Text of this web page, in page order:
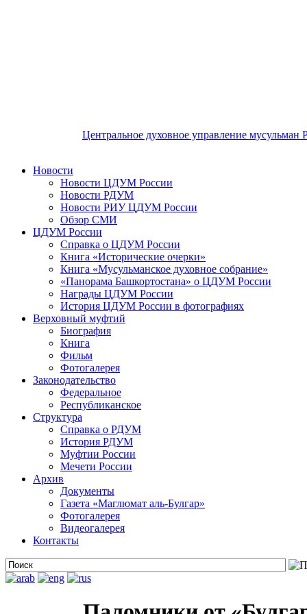
Центральное духовное управление мусульман
Новости
Новости ЦДУМ России
Новости РДУМ
Новости РИУ ЦДУМ России
Обзор СМИ
ЦДУМ России
Справка о ЦДУМ России
Книга «Исторические очерки»
Книга «Мусульманское духовное собрание»
«Панорама Башкортостана» о ЦДУМ России
Награды ЦДУМ России
История ЦДУМ России в фотографиях
Верховный муфтий
Биография
Книга
Фильм
Фотогалерея
Законодательство
Федеральное
Республиканское
Структура
Справка о РДУМ
История РДУМ
Муфтии России
Мечети России
Архив
Документы
Газета «Маглюмат аль-Булгар»
Фотогалерея
Видеогалерея
Контакты